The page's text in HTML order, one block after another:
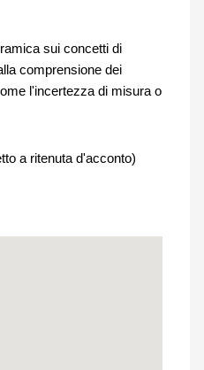
sui concetti di
comprensione dei
l'incertezza di misura o
a ritenuta d'acconto)